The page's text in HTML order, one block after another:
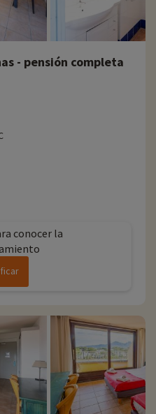
consejo en recepción sobre
cosas estupendas que
nuevas actividades familiares
con descuento
- pensión completa
conocer la